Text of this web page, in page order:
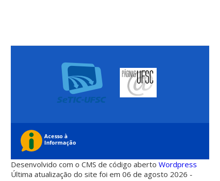
Desenvolvido com o CMS de código abertoWordpress
Última atualização do site foi em 06 de agosto 2026 -